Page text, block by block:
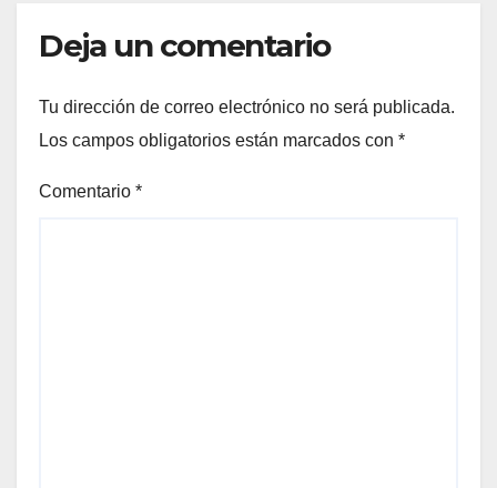
Deja un comentario
Tu dirección de correo electrónico no será publicada.
Los campos obligatorios están marcados con *
Comentario *